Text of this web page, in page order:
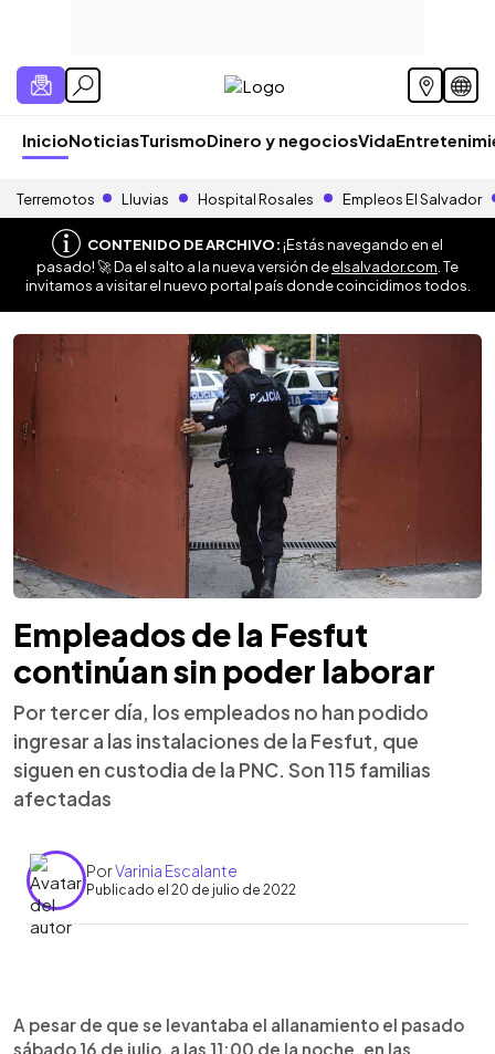
InicioNoticiasTurismoDinero y negociosVida
Terremotos Lluvias Hospital Rosales Empleos El Salvador
CONTENIDO DE ARCHIVO:¡Estás navegando en el
pasado! 🚀 Da el salto a la nueva versión deelsalvador.com . Te
invitamos a visitar el nuevo portal país donde coincidimos todos.
Empleados de la Fesfut
continúan sin poder laborar
Por tercer día, los empleados no han podido
ingresar a las instalaciones de la Fesfut, que
siguen en custodia de la PNC. Son 115 familias
afectadas
PorVarinia Escalante
Publicado el 20 de julio de 2022
Escuchar artículo
A pesar de que se levantaba el allanamiento el pasado
sábado 16 de julio, a las 11:00 de la noche, en las